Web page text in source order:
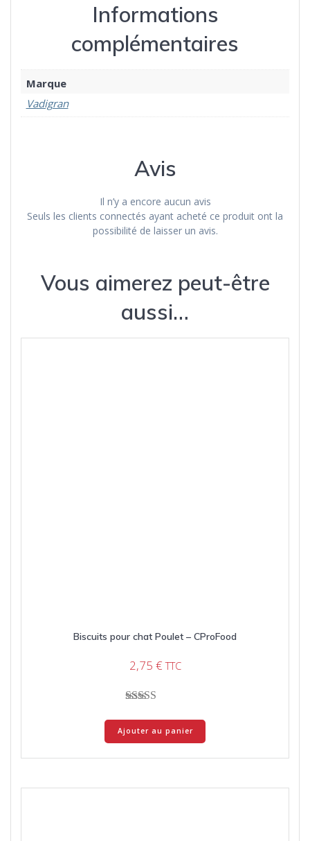
Informations
complémentaires
Marque
Vadigran
Avis
Il n’y a encore aucun avis
Seuls les clients connectés ayant acheté ce produit ont la
possibilité de laisser un avis.
Vous aimerez peut-être
aussi…
Biscuits pour chat Poulet – CProFood
2,75 € TTC
5.00
sur 5
Ajouter au panier